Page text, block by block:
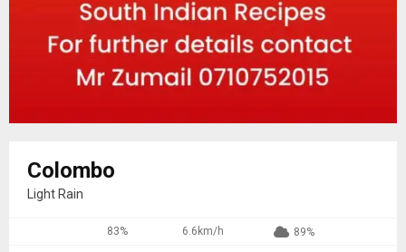
Colombo
Light Rain
83% 6.6km/h 89%